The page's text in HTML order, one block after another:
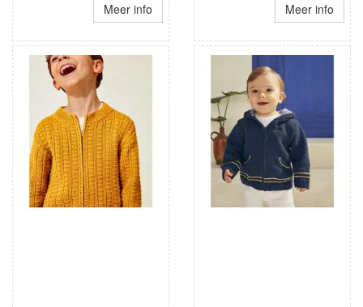
Meer info Meer info